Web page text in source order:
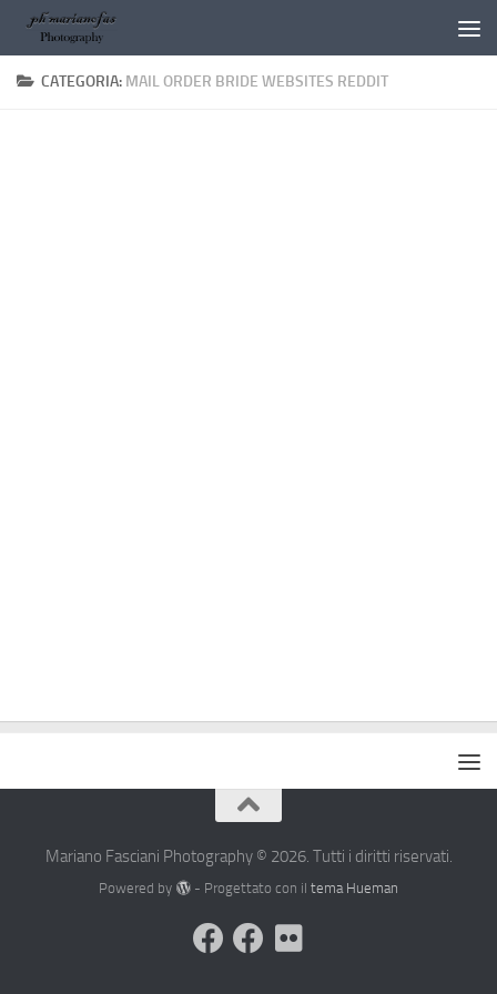
Salta al contenuto
CATEGORIA: MAIL ORDER BRIDE WEBSITES REDDIT
Mariano Fasciani Photography © 2026. Tutti i diritti riservati.
Powered by - Progettato con il tema Hueman